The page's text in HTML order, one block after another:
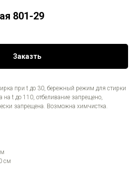
801-29
Заказть
при t до 30, бережный режим для стирки
на t до 110, отбеливание запрещено,
запрещена. Возможна химчистка.
см